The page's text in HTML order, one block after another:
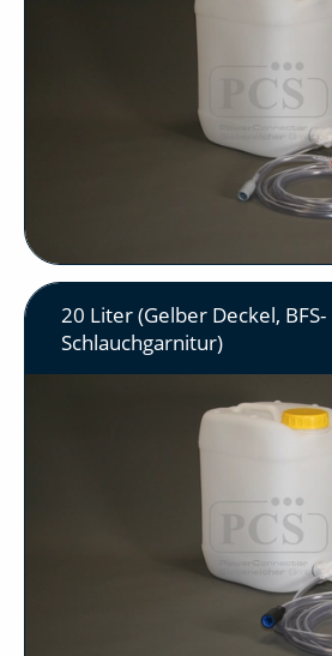
20 Liter (Gelber Deckel, BFS-
Schlauchgarnitur)